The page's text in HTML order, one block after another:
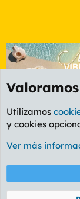
Foro Cine
Cookies
PL
Utilizamos
y cookies
Ver más